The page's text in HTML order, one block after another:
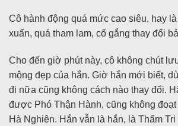
Cô hành động quá mức cao siêu, hay
xuẩn, quá tham lam, cố gắng thay đổi
Cho đến giờ phút này, cô không chút
mộng đẹp của hắn. Giờ hắn mới biết,
đi nữa cũng không cách nào thay đổi.
được Phó Thận Hành, cũng không
Hà Nghiên. Hắn vẫn là hắn, là Thẩm